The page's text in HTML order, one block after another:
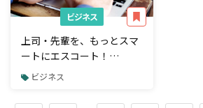
ビジネス
上司・先輩を、もっとスマ
ートにエスコート！
Googleマップ 便利な機
ビジネス